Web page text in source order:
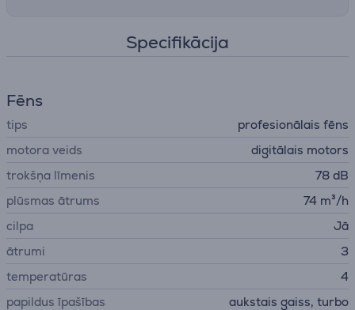
Specifikācija
Fēns
tips
profesionālais fēns
motora veids
digitālais motors
trokšņa līmenis
78 dB
plūsmas ātrums
74 m³/h
cilpa
Jā
ātrumi
3
temperatūras
4
papildus īpašības
aukstais gaiss, turbo